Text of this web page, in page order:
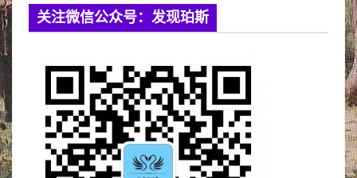
关注微信公众号：发现珀斯